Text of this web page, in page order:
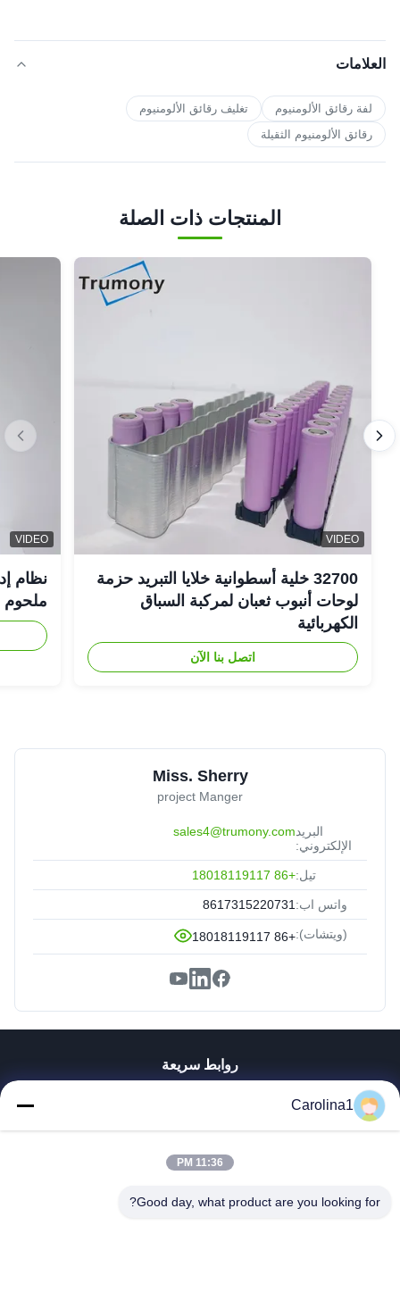
العلامات
لفة رقائق الألومنيوم
تغليف رقائق الألومنيوم
رقائق الألومنيوم الثقيلة
المنتجات ذات الصلة
VIDEO
32700 خلية أسطوانية خلايا التبريد حزمة
لوحات أنبوب ثعبان لمركبة السباق
الكهربائية
اتصل بنا الآن
VIDEO
نظام
ملحوم FSW
Miss. Sherry
project Manger
البريد
الإلكتروني:
sales4@trumony.com
تيل:+86 18018119117
واتس اب: 8617315220731
(ويتشات):+86 18018119117
روابط سريعة
معلومات عنا
مراقبة الجودة
Carolina1
11:36 PM
Good day, what product are you looking for?